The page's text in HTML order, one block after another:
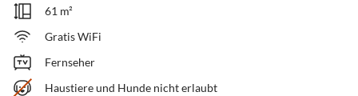
61 m²
Gratis WiFi
Fernseher
Haustiere und Hunde nicht erlaubt